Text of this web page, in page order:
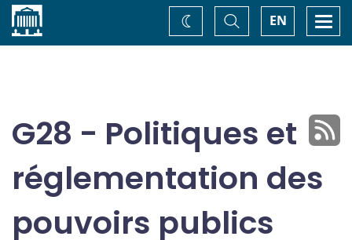
Accueil EN
Basculer
la
recherche
Changez
de
G28 - Politiques et
réglementation des
pouvoirs publics